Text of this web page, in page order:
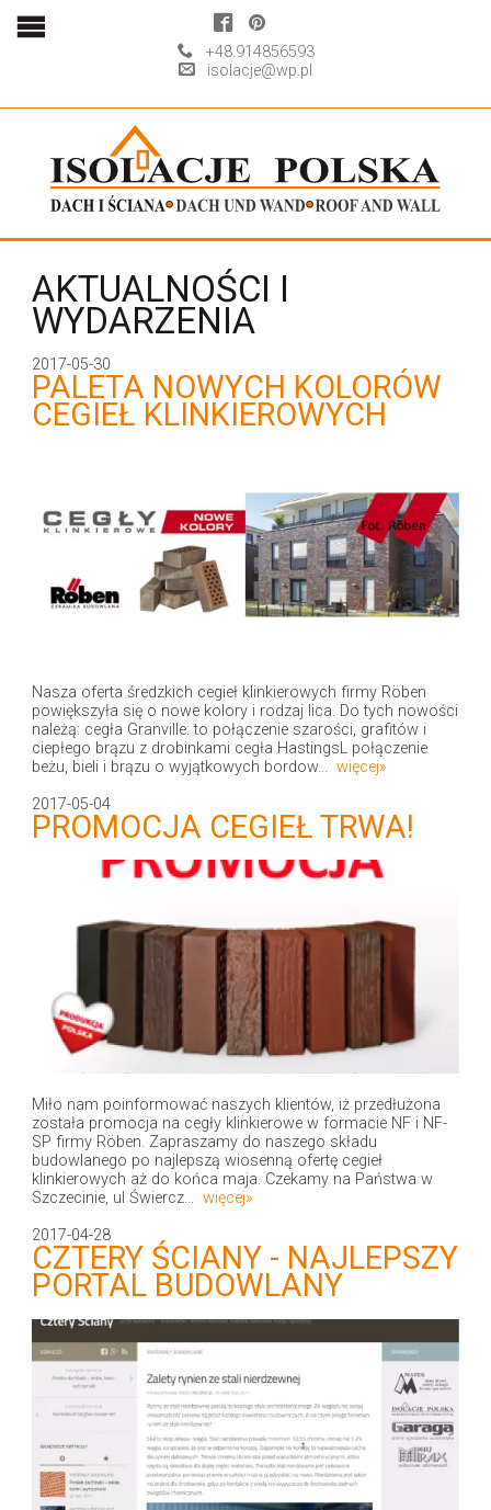
+48.914856593
isolacje@wp.pl
AKTUALNOŚCI I
WYDARZENIA
2017-05-30
PALETA NOWYCH KOLORÓW
CEGIEŁ KLINKIEROWYCH
Nasza oferta średzkich cegieł klinkierowych firmy Röben
powiększyła się o nowe kolory i rodzaj lica. Do tych nowości
należą: cegła Granville: to połączenie szarości, grafitów i
ciepłego brązu z drobinkami cegła HastingsL połączenie
beżu, bieli i brązu o wyjątkowych bordow... więcej»
2017-05-04
PROMOCJA CEGIEŁ TRWA!
Miło nam poinformować naszych klientów, iż przedłużona
została promocja na cegły klinkierowe w formacie NF i NF-
SP firmy Röben. Zapraszamy do naszego składu
budowlanego po najlepszą wiosenną ofertę cegieł
klinkierowych aż do końca maja. Czekamy na Państwa w
Szczecinie, ul Świercz... więcej»
2017-04-28
CZTERY ŚCIANY - NAJLEPSZY
PORTAL BUDOWLANY